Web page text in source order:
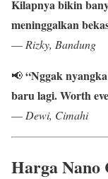
Kilapnya bikin
meninggalkan
— Rizky, Bandung
📢“Nggak
baru lagi. Worth
— Dewi, Cimahi
Harga